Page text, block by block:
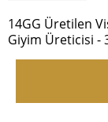
14GG Üretilen
Giyim Üreticisi -